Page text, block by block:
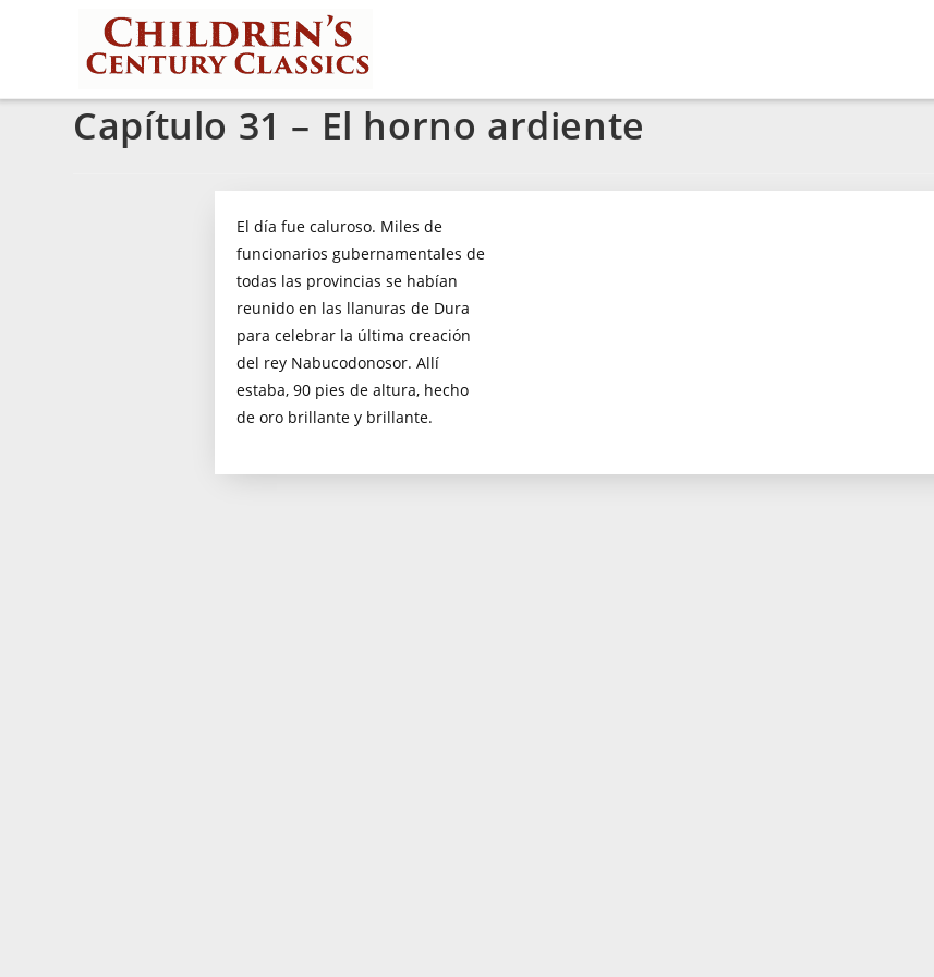
Capítulo 31 – El horno ardiente
El día fue caluroso. Miles de
funcionarios gubernamentales de
todas las provincias se habían
reunido en las llanuras de Dura
para celebrar la última creación
del rey Nabucodonosor. Allí
estaba, 90 pies de altura, hecho
de oro brillante y brillante.